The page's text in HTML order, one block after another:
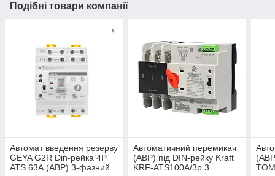
Подібні товари компанії
Автомат введення резерву
GEYA G2R Din-рейка 4P
ATS 63А (АВР) 3-фазний
Автоматичний перемикач
(АВР) під DIN-рейку Kraft
KRF-ATS100A/3p 3